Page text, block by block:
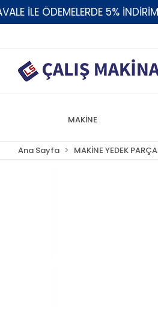
İLE ÖDEMELERDE 5% İNDİRİM
MAKİNE
Ana Sayfa MAKİNE YEDEK PARÇA